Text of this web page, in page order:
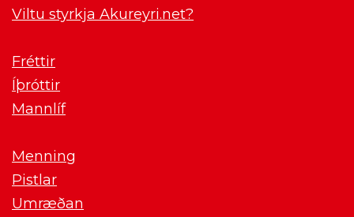
Viltu styrkja Akureyri.net?
Fréttir
Íþróttir
Mannlíf
Menning
Pistlar
Umræðan